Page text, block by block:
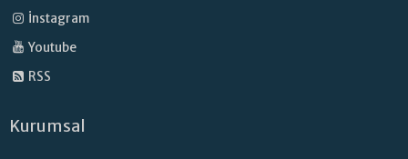
İnstagram
Youtube
RSS
Kurumsal